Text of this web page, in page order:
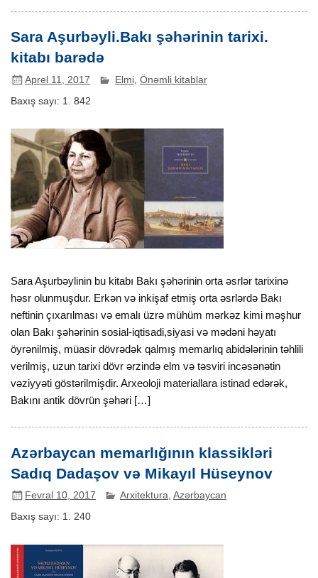
Sara Aşurbəyli.Bakı şəhərinin tarixi.
kitabı barədə
Aprel 11, 2017 Elmi ,Önəmli kitablar
Baxış sayı: 1. 842
Sara Aşurbəylinin bu kitabı Bakı şəhərinin orta əsrlər tarixinə
həsr olunmuşdur. Erkən və inkişaf etmiş orta əsrlərdə Bakı
neftinin çıxarılması və emalı üzrə mühüm mərkəz kimi məşhur
olan Bakı şəhərinin sosial-iqtisadi,siyasi və mədəni həyatı
öyrənilmiş, müasir dövrədək qalmış memarlıq abidələrinin təhlili
verilmiş, uzun tarixi dövr ərzində elm və təsviri incəsənətin
vəziyyəti göstərilmişdir. Arxeoloji materiallara istinad edərək,
Bakını antik dövrün şəhəri […]
Azərbaycan memarlığının klassikləri
Sadıq Dadaşov və Mikayıl Hüseynov
Fevral 10, 2017 Arxitektura ,Azərbaycan
Baxış sayı: 1. 240